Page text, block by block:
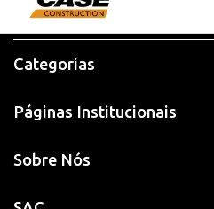
Categorias
Páginas Institucionais
Sobre Nós